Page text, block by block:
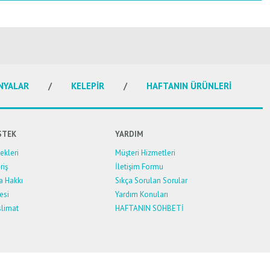
KELEPİR HAFTANIN ÜRÜNLERİ
Hakkı
YARDIM
Müşteri Hizmetleri
İletişim Formu
Sıkça Sorulan Sorular
Yardım Konuları
HAFTANIN SOHBETİ